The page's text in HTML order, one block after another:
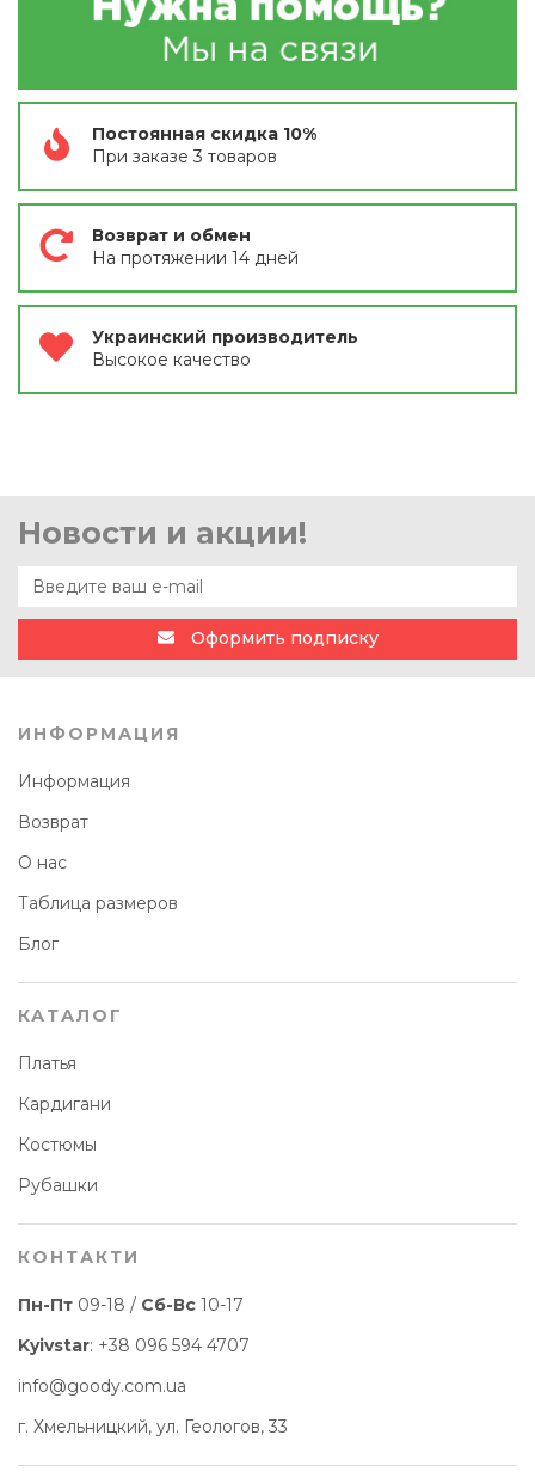
Постоянная скидка 10%
При заказе 3 товаров
Возврат и обмен
На протяжении 14 дней
Украинский производитель
Высокое качество
Новости и акции!
Оформить подписку
ИНФОРМАЦИЯ
Информация
Возврат
О нас
Таблица размеров
Блог
КАТАЛОГ
Платья
Кардигани
Костюмы
Рубашки
КОНТАКТИ
Пн-Пт 09-18 / Сб-Вс 10-17
Kyivstar: +38 096 594 4707
info@goody.com.ua
г. Хмельницкий, ул. Геологов, 33